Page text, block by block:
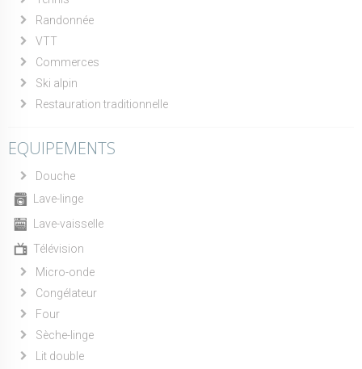
Randonnée
VTT
Commerces
Ski alpin
Restauration traditionnelle
EQUIPEMENTS
Douche
Lave-linge
Lave-vaisselle
Télévision
Micro-onde
Congélateur
Four
Sèche-linge
Lit double